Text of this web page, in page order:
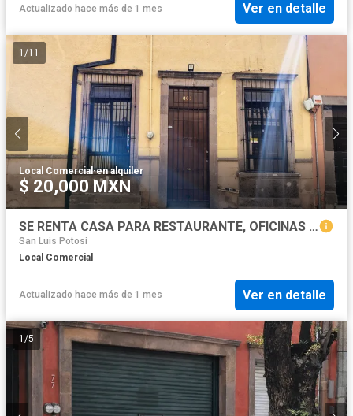
Actualizado hace más de 1 mes Ver en detalle
1 /11
Local Comercial·en alquiler
$ 20,000 MXN
SE RENTA CASA PARA RESTAURANTE, OFICINAS ETC.
San Luis Potosi
Local Comercial
Actualizado hace más de 1 mes Ver en detalle
1 /5